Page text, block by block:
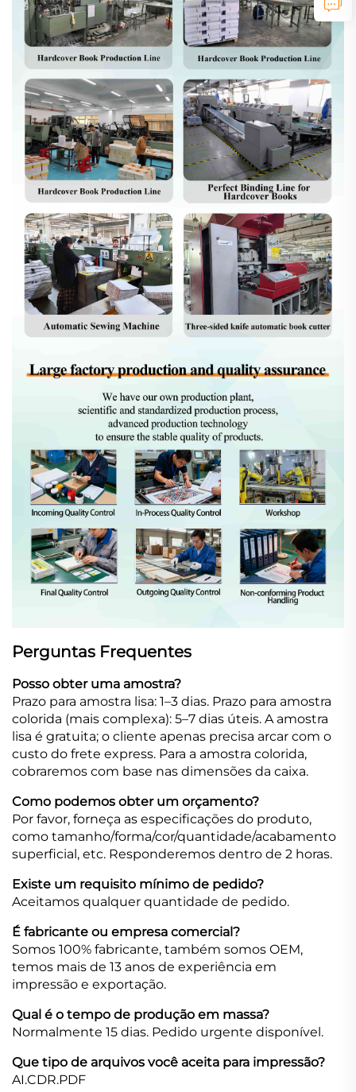
Perguntas Frequentes
Posso obter uma amostra?
Prazo para amostra lisa: 1–3 dias. Prazo para amostra
colorida (mais complexa): 5–7 dias úteis. A amostra
lisa é gratuita; o cliente apenas precisa arcar com o
custo do frete express. Para a amostra colorida,
cobraremos com base nas dimensões da caixa.
Como podemos obter um orçamento?
Por favor, forneça as especificações do produto,
como tamanho/forma/cor/quantidade/acabamento
superficial, etc. Responderemos dentro de 2 horas.
Existe um requisito mínimo de pedido?
Aceitamos qualquer quantidade de pedido.
É fabricante ou empresa comercial?
Somos 100% fabricante, também somos OEM,
temos mais de 13 anos de experiência em
impressão e exportação.
Qual é o tempo de produção em massa?
Normalmente 15 dias. Pedido urgente disponível.
Que tipo de arquivos você aceita para impressão?
AI.CDR.PDF